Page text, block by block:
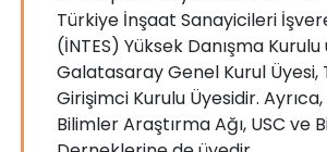
Türkiye İnşaat Sanayicileri
(İNTES) Yüksek Danışma Kurulu
Galatasaray Genel Kurul Üyesi,
Girişimci Kurulu Üyesidir.
Bilimler Araştırma Ağı, USC ve